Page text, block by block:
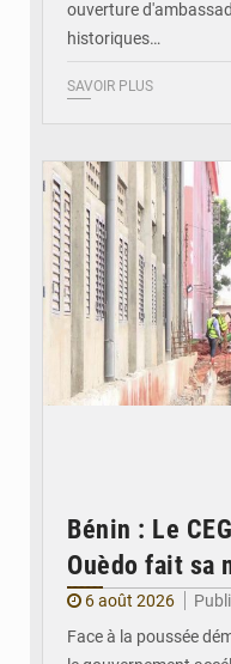
ouverture
historiques…
SAVOIR PLUS
Bénin : Le
Ouèdo fait sa
6 août 2026
Face à la poussée